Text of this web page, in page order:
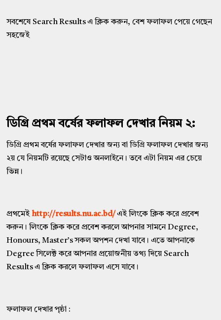
সবশেষে Search Results এ ক্লিক করুন, বেশ ফলাফল পেয়ে গেছেন
সহজেই
ডিগ্রি প্রথম বর্ষের ফলাফল দেখার নিয়ম ২:
ডিগ্রি প্রথম বর্ষের ফলাফল দেখার জন্য বা ডিগ্রি ফলাফল দেখার জন্য
২য় যে নিয়মটি রয়েছে সেটাও অনলাইনে। তবে এটা নিয়ম এর চেয়ে
ভিন্ন।
প্রথমেইhttp://results.nu.ac.bd/এই লিংকে ক্লিক করে প্রবেশ
করুন। লিংকে ক্লিক করে প্রবেশ করলে আপনার সামনে Degree,
Honours, Master’s সকল অপশন দেখা যাবে। এতে আপনাকে
Degree সিলেক্ট করে আপনার প্রয়োজনীয় তথ্য দিয়ে Search
Results এ ক্লিক করলে ফলাফল এসে যাবে।
ফলাফল দেখার পৃষ্ঠা :